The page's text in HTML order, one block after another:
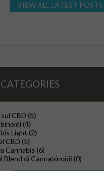
VIEW ALL LATEST POSTS
CBD (5)
(4)
Light (2)
CBD (5)
Cannabis (6)
Blend di Cannabinoidi (0)